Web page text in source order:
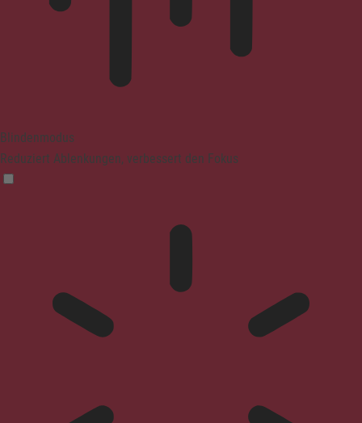
Blindenmodus
Reduziert Ablenkungen, verbessert den Fokus